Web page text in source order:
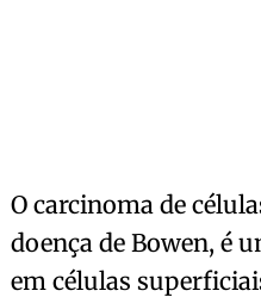
O carcinoma de
doença de Bowen, é
em células